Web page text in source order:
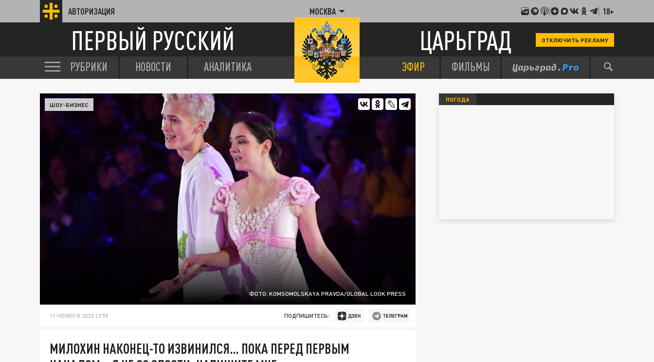
АВТОРИЗАЦИЯ МОСКВА 18+
ПЕРВЫЙ РУССКИЙ ЦАРЬГРАД ОТКЛЮЧИТЬ РЕКЛАМУ
РУБРИКИ НОВОСТИ АНАЛИТИКА ЭФИР ФИЛЬМЫ
ФОТО: KOMSOMOLSKAYA PRAVDA/GLOBAL LOOK PRESS
ШОУ-БИЗНЕС
11 НОЯБРЯ 2023 12:59 ПОДПИШИТЕСЬ:
МИЛОХИН НАКОНЕЦ-ТО ИЗВИНИЛСЯ… ПОКА ПЕРЕД ПЕРВЫМ
ПОГОДА